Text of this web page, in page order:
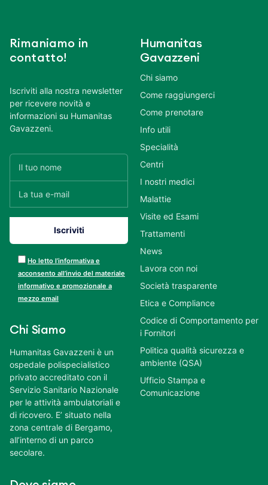
Rimaniamo in
contatto!
Iscriviti alla nostra newsletter
per ricevere novità e
informazioni su Humanitas
Gavazzeni.
Ho letto l’informativa e
acconsento all’invio del materiale
informativo e promozionale a
mezzo email
Chi Siamo
Humanitas Gavazzeni è un
ospedale polispecialistico
privato accreditato con il
Servizio Sanitario Nazionale
per le attività ambulatoriali e
di ricovero. E’ situato nella
zona centrale di Bergamo,
all’interno di un parco
secolare.
Humanitas
Gavazzeni
Chi siamo
Come raggiungerci
Come prenotare
Info utili
Specialità
Centri
I nostri medici
Malattie
Visite ed Esami
Trattamenti
News
Lavora con noi
Società trasparente
Etica e Compliance
Codice di Comportamento per
i Fornitori
Politica qualità sicurezza e
ambiente (QSA)
Ufficio Stampa e
Comunicazione